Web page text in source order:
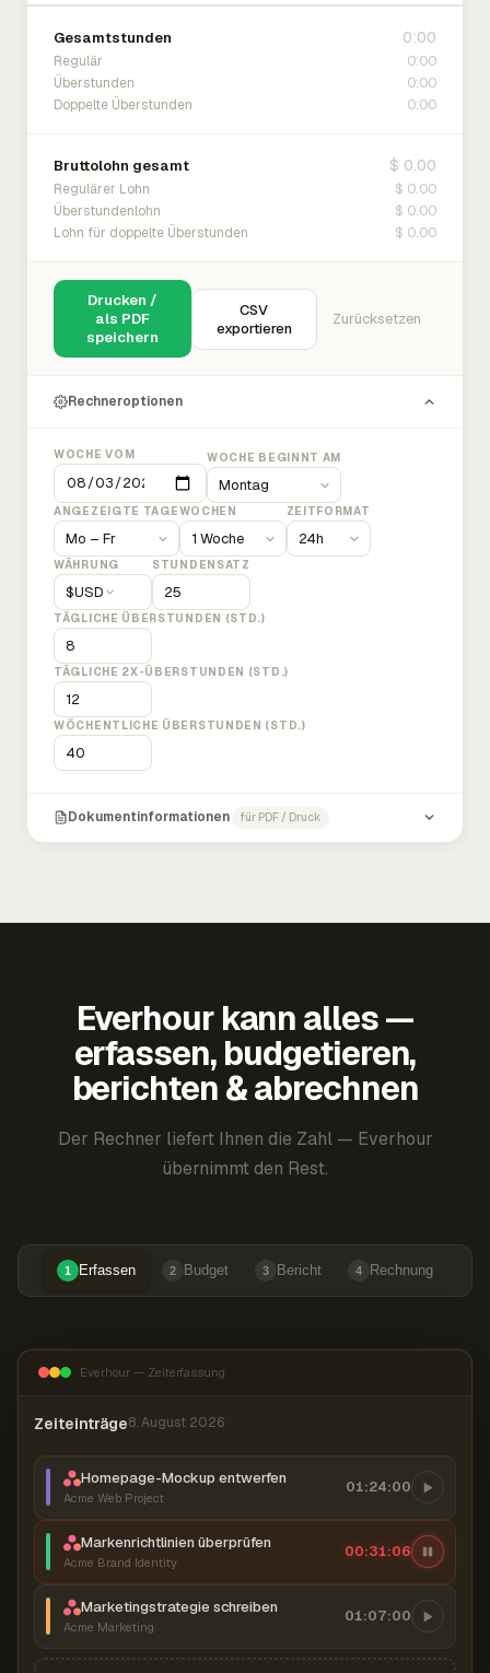
Gesamtstunden 0:00
Regulär 0:00
Überstunden 0:00
Doppelte Überstunden 0:00
Bruttolohn gesamt $ 0.00
Regulärer Lohn $ 0.00
Überstundenlohn $ 0.00
Lohn für doppelte Überstunden $ 0.00
Drucken /
als PDF
speichern
CSV
exportieren
Zurücksetzen
Rechneroptionen
WOCHE VOM WOCHE BEGINNT AM
ANGEZEIGTE TAGEWOCHEN ZEITFORMAT
WÄHRUNG
$USD
STUNDENSATZ
TÄGLICHE ÜBERSTUNDEN (STD.)
TÄGLICHE 2X-ÜBERSTUNDEN (STD.)
WÖCHENTLICHE ÜBERSTUNDEN (STD.)
Dokumentinformationen für PDF / Druck
Everhour kann alles —
erfassen, budgetieren,
berichten & abrechnen
Der Rechner liefert Ihnen die Zahl — Everhour
übernimmt den Rest.
1 Erfassen 2 Budget 3 Bericht 4 Rechnung
Everhour — Zeiterfassung
Zeiteinträge8. August 2026
Homepage-Mockup entwerfen
Acme Web Project
01:24:00
Markenrichtlinien überprüfen
Acme Brand Identity
00:31:07
Marketingstrategie schreiben
Acme Marketing
01:07:00